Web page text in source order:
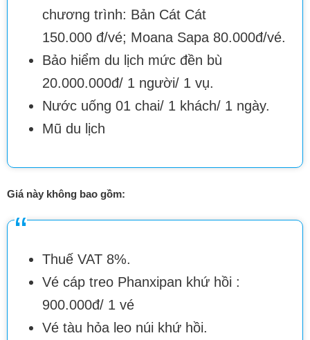
chương trình: Bản Cát Cát
150.000 đ/vé; Moana Sapa 80.000đ/vé.
Bảo hiểm du lịch mức đền bù
20.000.000đ/ 1 người/ 1 vụ.
Nước uống 01 chai/ 1 khách/ 1 ngày.
Mũ du lịch
Giá này không bao gồm:
Thuế VAT 8%.
Vé cáp treo Phanxipan khứ hồi :
900.000đ/ 1 vé
Vé tàu hỏa leo núi khứ hồi.